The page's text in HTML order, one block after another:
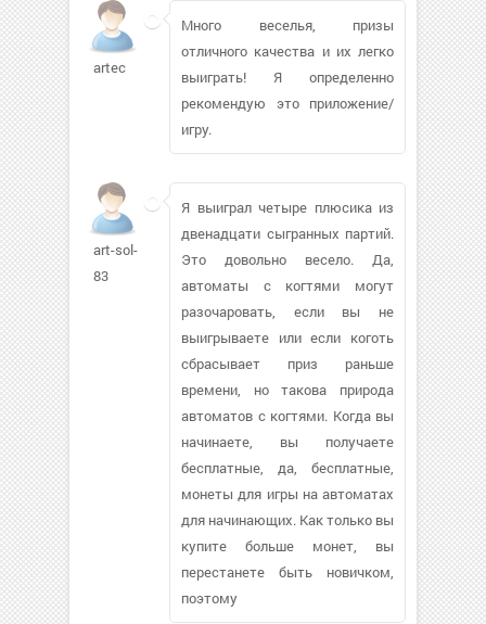
artec
Много веселья, призы
отличного качества и их легко
выиграть! Я определенно
рекомендую это приложение/
игру.
art-sol-
83
Я выиграл четыре плюсика из
двенадцати сыгранных партий.
Это довольно весело. Да,
автоматы с когтями могут
разочаровать, если вы не
выигрываете или если коготь
сбрасывает приз раньше
времени, но такова природа
автоматов с когтями. Когда вы
начинаете, вы получаете
бесплатные, да, бесплатные,
монеты для игры на автоматах
для начинающих. Как только вы
купите больше монет, вы
перестанете быть новичком,
поэтому